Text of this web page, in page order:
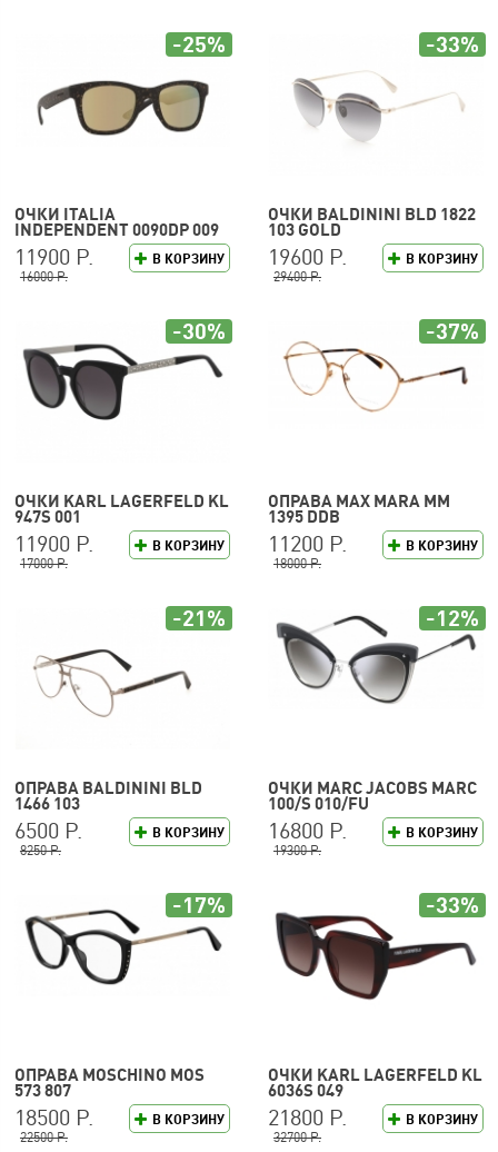
ОЧКИ ITALIA
INDEPENDENT 0090DP 009
120
В КОРЗИНУ
11900 Р.
16000 Р.
-25%
ОЧКИ BALDININI BLD 1822
103 GOLD
В КОРЗИНУ
19600 Р.
29400 Р.
-33%
ОЧКИ KARL LAGERFELD KL
947S 001
В КОРЗИНУ
11900 Р.
17000 Р.
-30%
ОПРАВА MAX MARA MM
1395 DDB
В КОРЗИНУ
11200 Р.
18000 Р.
-37%
ОПРАВА BALDININI BLD
1466 103
В КОРЗИНУ
6500 Р.
8250 Р.
-21%
ОЧКИ MARC JACOBS MARC
100/S 010/FU
В КОРЗИНУ
16800 Р.
19300 Р.
-12%
ОПРАВА MOSCHINO MOS
573 807
В КОРЗИНУ
18500 Р.
22500 Р.
-17%
ОЧКИ KARL LAGERFELD KL
6036S 049
В КОРЗИНУ
21800 Р.
32700 Р.
-33%